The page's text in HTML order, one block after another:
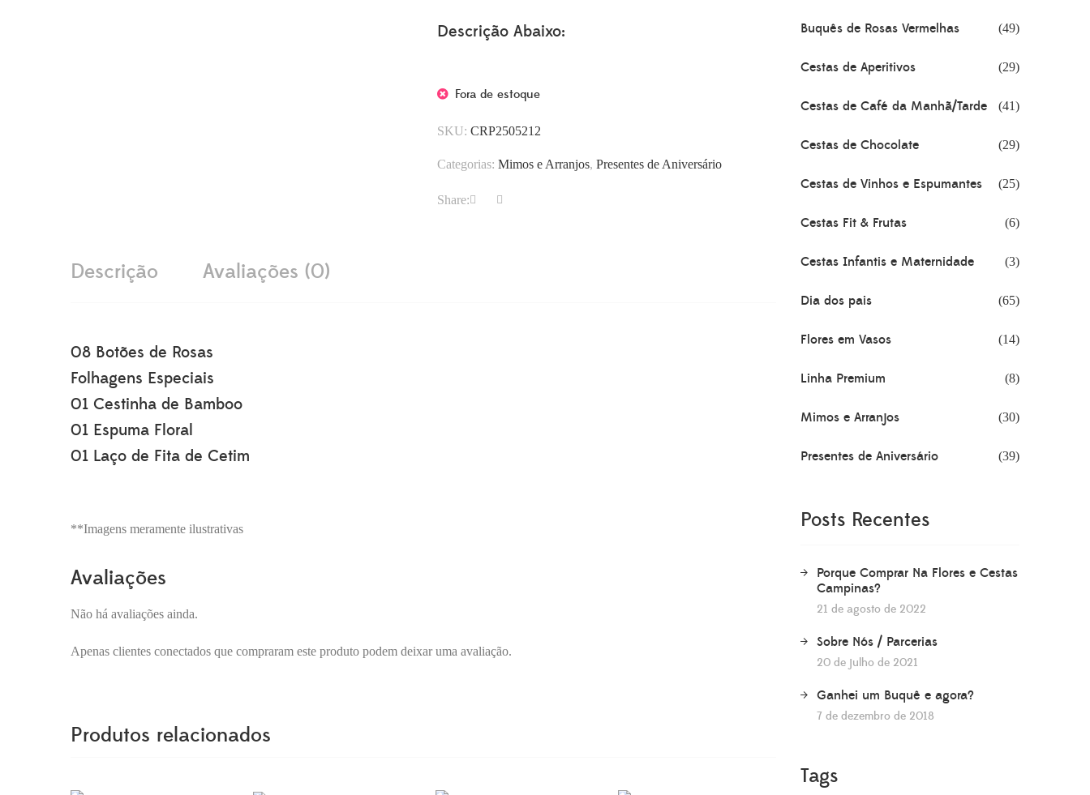
Descrição Abaixo:
Fora de estoque
SKU:CRP2505212
Categorias:Mimos e Arranjos,Presentes de Aniversário
Share:
Descrição Avaliações (0)
08 Botões de Rosas
Folhagens Especiais
01 Cestinha de Bamboo
01 Espuma Floral
01 Laço de Fita de Cetim
**Imagens meramente ilustrativas
Avaliações
Não há avaliações ainda.
Apenas clientes conectados que compraram este produto podem deixar uma avaliação.
Produtos relacionados
Buquês de Rosas Vermelhas (49)
Cestas de Aperitivos (29)
Cestas de Café da Manhã/Tarde (41)
Cestas de Chocolate (29)
Cestas de Vinhos e Espumantes (25)
Cestas Fit & Frutas (6)
Cestas Infantis e Maternidade (3)
Dia dos pais (65)
Flores em Vasos (14)
Linha Premium (8)
Mimos e Arranjos (30)
Presentes de Aniversário (39)
Posts Recentes
Porque Comprar Na Flores e Cestas
Campinas?
21 de agosto de 2022
Sobre Nós / Parcerias
20 de julho de 2021
Ganhei um Buquê e agora?
7 de dezembro de 2018
Tags